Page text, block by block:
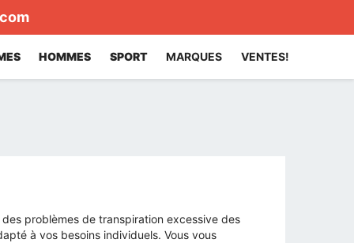
HOMMES SPORT MARQUES VENTES!
problèmes de transpiration excessive des
à vos besoins individuels. Vous vous